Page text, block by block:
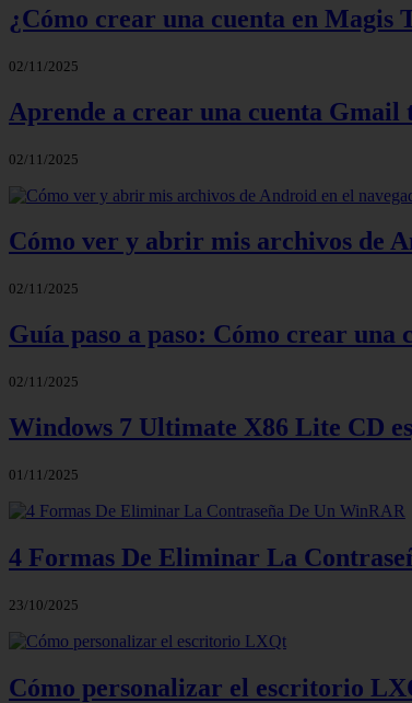
¿Cómo crear una cuenta en Magis
02/11/2025
Aprende a crear una cuenta Gmail
02/11/2025
Cómo ver y abrir mis archivos de
02/11/2025
Guía paso a paso: Cómo crear una
02/11/2025
Windows 7 Ultimate X86 Lite CD
01/11/2025
4 Formas De Eliminar La
23/10/2025
Cómo personalizar el escritorio